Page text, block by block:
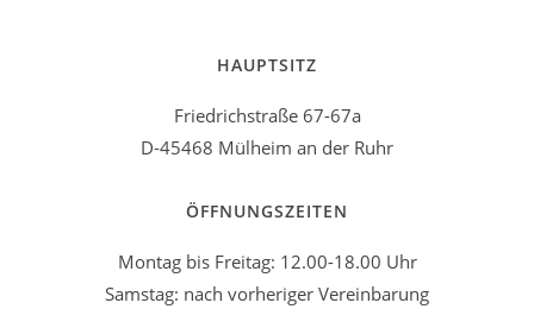
HAUPTSITZ
Friedrichstraße 67-67a
D-45468 Mülheim an der Ruhr
ÖFFNUNGSZEITEN
Montag bis Freitag: 12.00-18.00 Uhr
Samstag: nach vorheriger Vereinbarung